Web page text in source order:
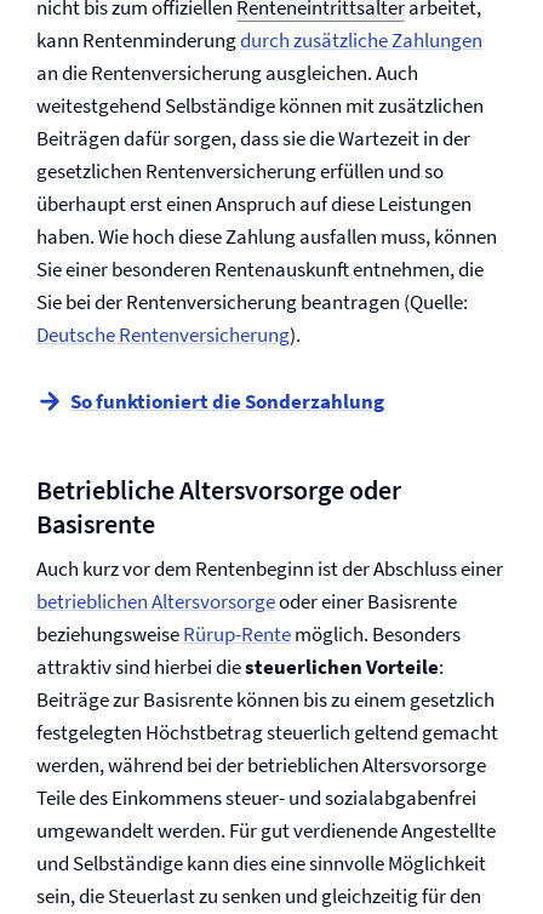
nicht bis zum offiziellen Renteneintrittsalterarbeitet,
kann Rentenminderungdurch zusätzliche Zahlungen
an die Renten­versicherung ausgleichen. Auch
weitestgehend Selbständige können mit zusätzlichen
Beiträgen dafür sorgen, dass sie die Wartezeit in der
gesetzlichen Renten­versicherung erfüllen und so
überhaupt erst einen Anspruch auf diese Leistungen
haben. Wie hoch diese Zahlung ausfallen muss, können
Sie einer besonderen Rentenauskunft entnehmen, die
Sie bei der Renten­versicherung beantragen (Quelle:
Deutsche Renten­versicherung).
So funktioniert die Sonderzahlung
Betriebliche Altersvorsorge oder
Basisrente
Auch kurz vor dem Rentenbeginn ist der Abschluss einer
betrieblichen Altersvorsorgeoder einer Basisrente
beziehungsweiseRürup-Rentemöglich. Besonders
attraktiv sind hierbei diesteuerlichen Vorteile:
Beiträge zur Basisrente können bis zu einem gesetzlich
festgelegten Höchstbetrag steuerlich geltend gemacht
werden, während bei der betrieblichen Altersvorsorge
Teile des Einkommens steuer- und sozialabgabenfrei
umgewandelt werden. Für gut verdienende Angestellte
und Selbständige kann dies eine sinnvolle Möglichkeit
sein, die Steuerlast zu senken und gleichzeitig für den